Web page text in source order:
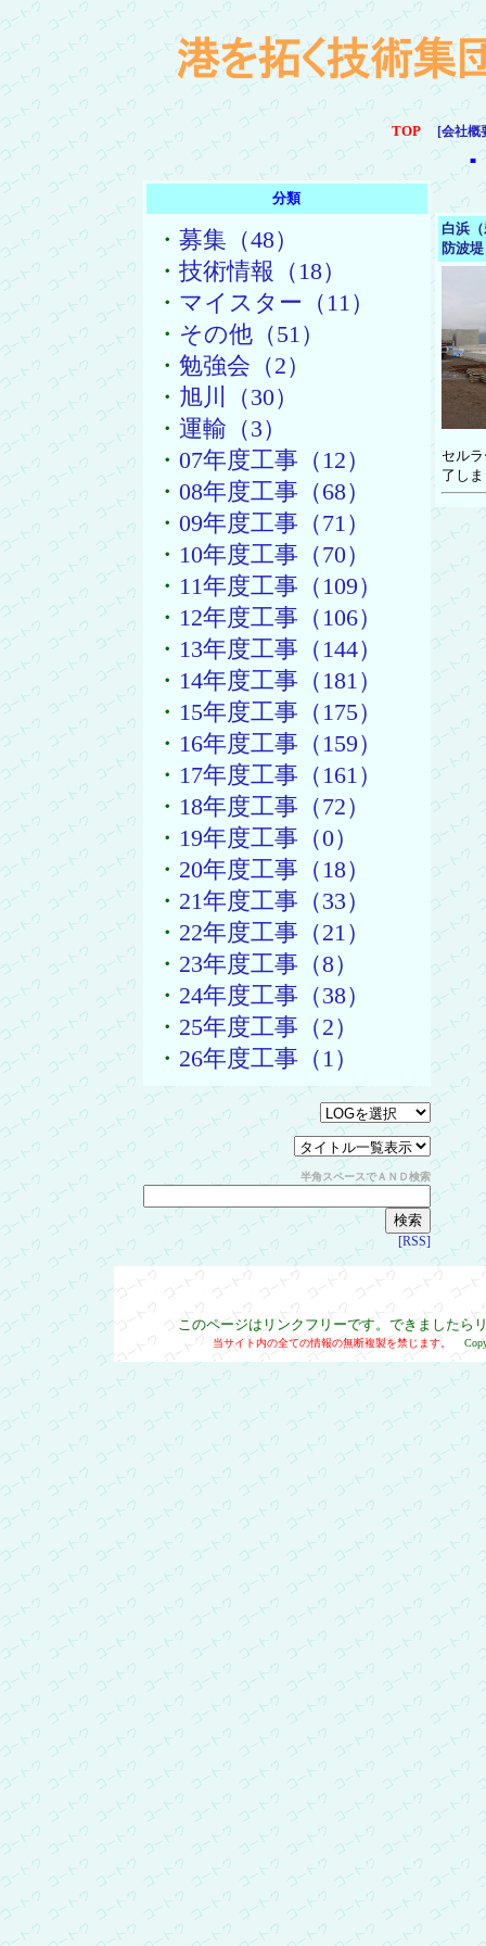
TOP [会社概
■
分類
・ 募集（48）
・ 技術情報（18）
・ マイスター（11）
・ その他（51）
・ 勉強会（2）
・ 旭川（30）
・ 運輸（3）
・ 07年度工事（12）
・ 08年度工事（68）
・ 09年度工事（71）
・ 10年度工事（70）
・ 11年度工事（109）
・ 12年度工事（106）
・ 13年度工事（144）
・ 14年度工事（181）
・ 15年度工事（175）
・ 16年度工事（159）
・ 17年度工事（161）
・ 18年度工事（72）
・ 19年度工事（0）
・ 20年度工事（18）
・ 21年度工事（33）
・ 22年度工事（21）
・ 23年度工事（8）
・ 24年度工事（38）
・ 25年度工事（2）
・ 26年度工事（1）
半角スペースでＡＮＤ検索
[RSS]
白浜
防波
セル
了し
このページはリンクフリーです。できましたら
当サイト内の全ての情報の無断複製を禁じます。